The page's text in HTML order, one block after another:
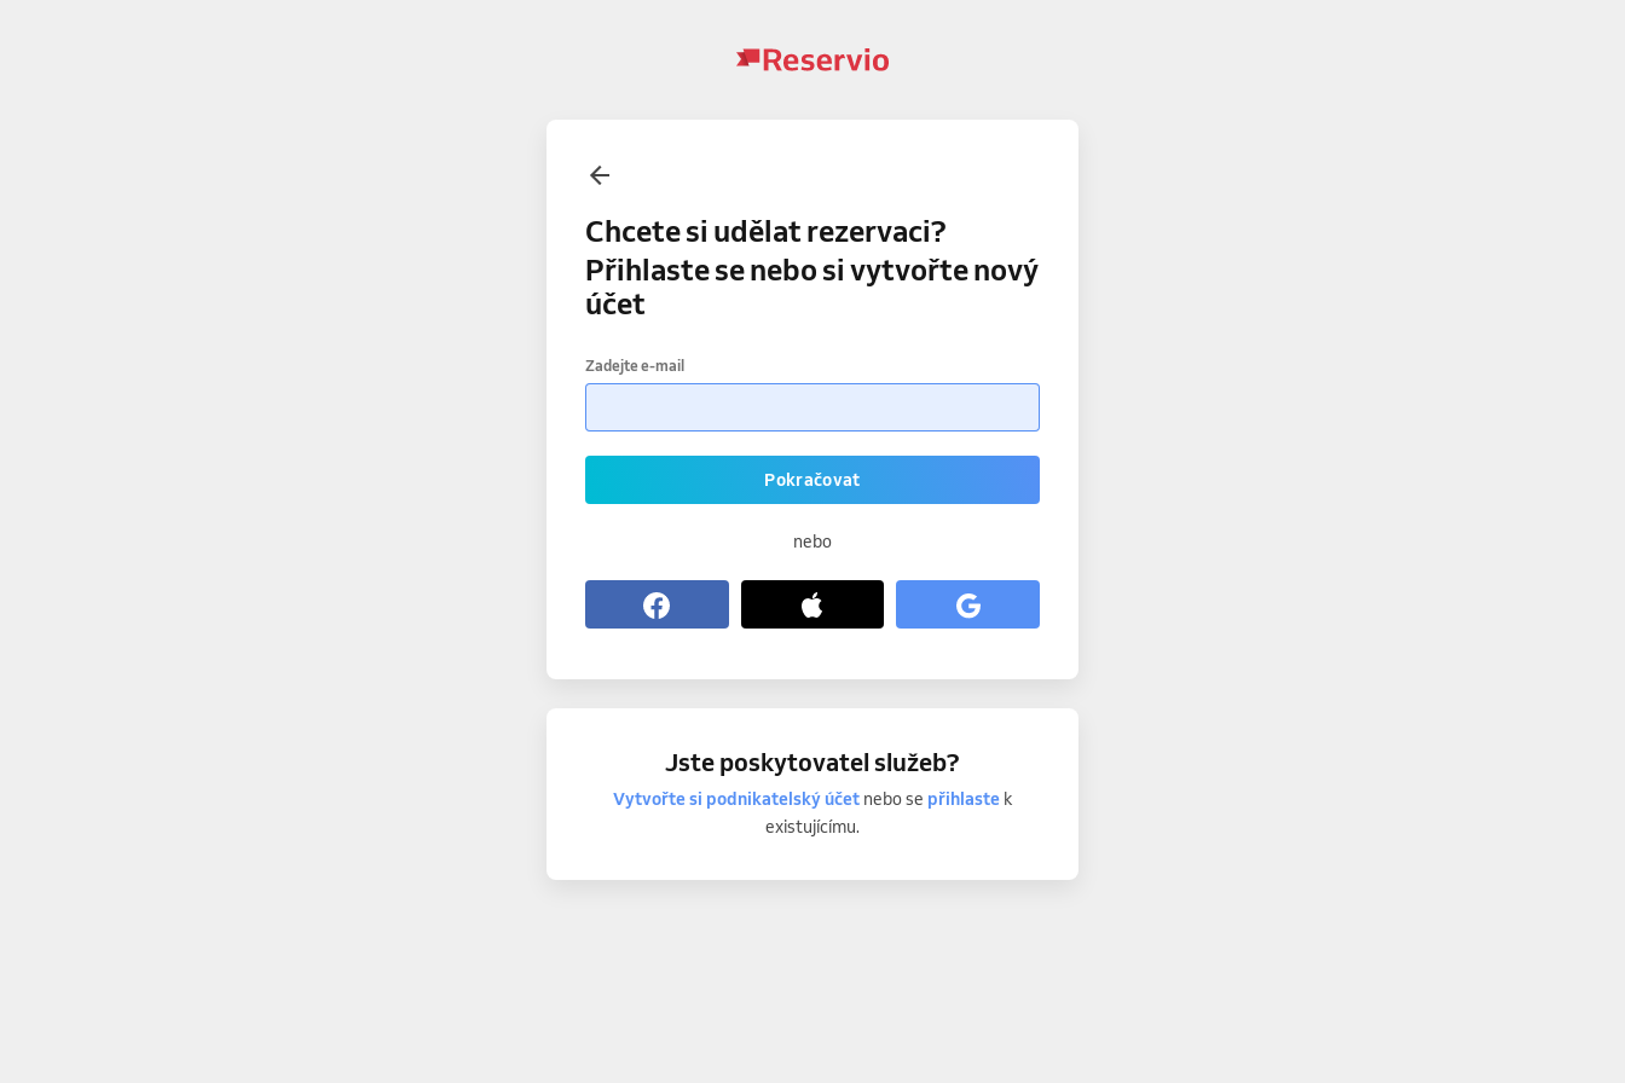
Chcete si udělat rezervaci?
Přihlaste se nebo si vytvořte nový
účet
Zadejte e-mail
Pokračovat
nebo
Jste poskytovatel služeb?
Vytvořte si podnikatelský účetnebo se přihlastek
existujícímu.